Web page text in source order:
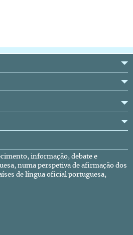
informação, debate e
numa perspetiva de afirmação dos
de língua oficial portuguesa,